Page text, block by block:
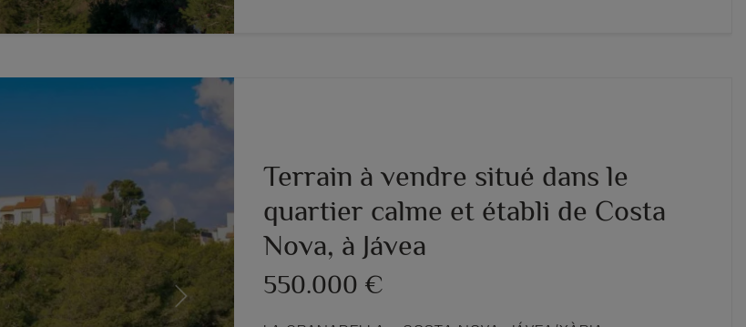
Next
Terrain à vendre situé dans le
quartier calme et établi de Costa
Nova, à Jávea
550.000 €